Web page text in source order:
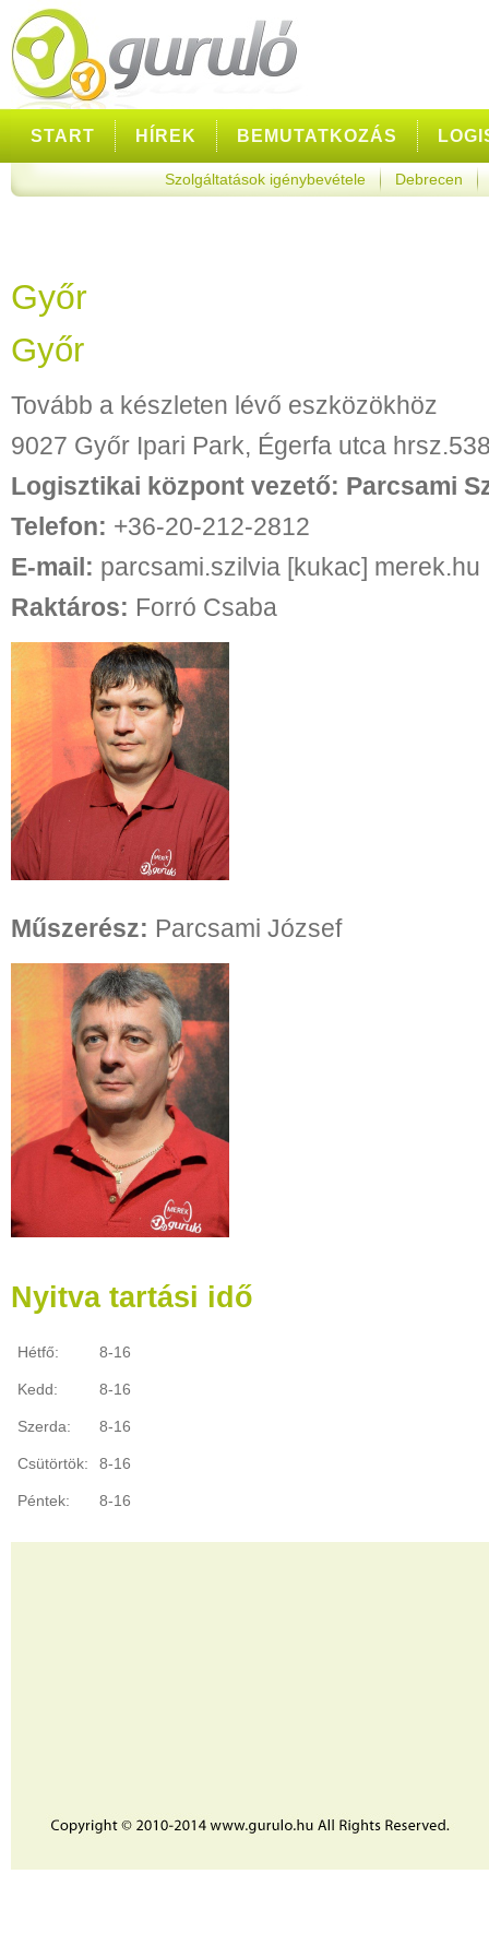
START HÍREK BEMUTATKOZÁS
KAPCSOLAT
Szolgáltatások igénybevétele Debrecen
Győr
Győr
Tovább a készleten lévő eszközökhöz
9027 Győr Ipari Park, Égerfa utca
Logisztikai központ vezető: Parcsami
Telefon: +36-20-212-2812
E-mail: parcsami.szilvia [kukac] merek.hu
Raktáros: Forró Csaba
Műszerész: Parcsami József
Nyitva tartási idő
Hétfő: 8-16
Kedd: 8-16
Szerda: 8-16
Csütörtök: 8-16
Péntek: 8-16